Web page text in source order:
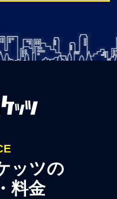
ッツの
料金